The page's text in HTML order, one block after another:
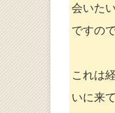
会いた
ですの
これは
いに来